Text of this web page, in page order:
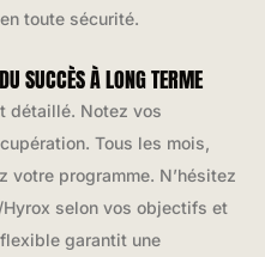
toute sécurité.
SUCCÈS À LONG TERME
détaillé. Notez vos
Tous les mois,
programme. N’hésitez
selon vos objectifs et
garantit une